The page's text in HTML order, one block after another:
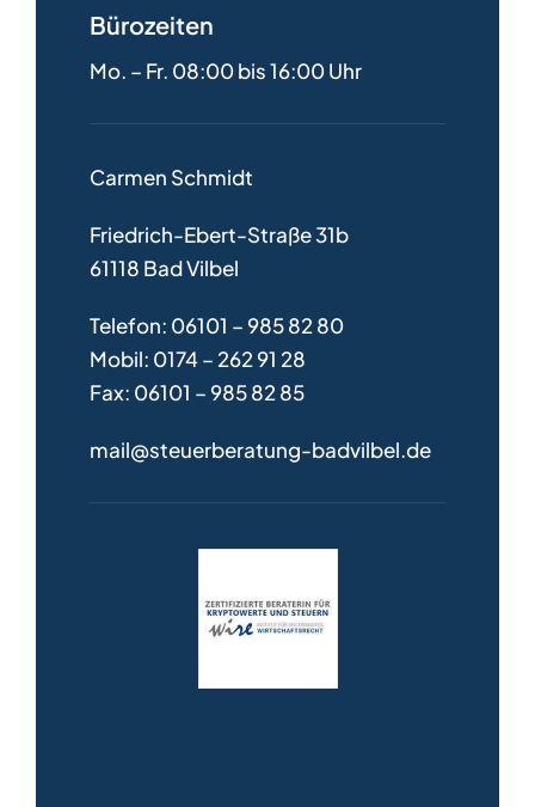
Bürozeiten
Mo. – Fr. 08:00 bis 16:00 Uhr
Carmen Schmidt
Friedrich-Ebert-Straße 31b
61118 Bad Vilbel
Telefon: 06101 – 985 82 80
Mobil: 0174 – 262 91 28
Fax: 06101 – 985 82 85
mail@steuerberatung-badvilbel.de